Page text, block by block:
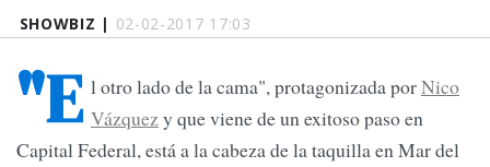
SHOWBIZ | 02-02-2017 17:03
"E l otro lado de la cama", protagonizada porNico
Vázquezy que viene de un exitoso paso en
Capital Federal, está a la cabeza de la taquilla en Mar del